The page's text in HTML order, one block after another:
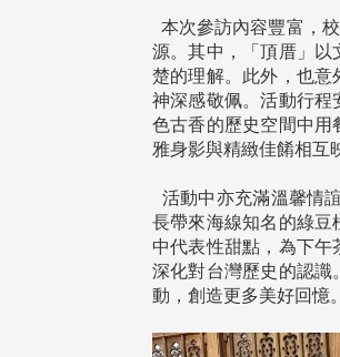
本次參訪內容豐富，
源。其中，「頂厝」
楚的理解。此外，也
神深感敬佩。活動行
色古香的歷史空間中
雅身影與精緻佳餚相互
活動中亦充滿溫馨情
長帶來海線知名的綠
中代表性甜點，為下
深化對台灣歷史的認
動，創造更多美好回憶。